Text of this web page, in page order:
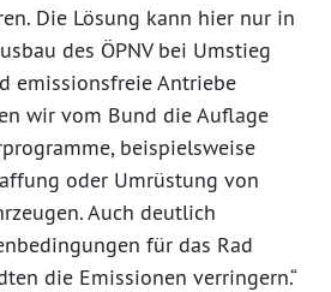
Die Lösung kann hier nur in
des ÖPNV bei Umstieg
emissionsfreie Antriebe
wir vom Bund die Auflage
beispielsweise
oder Umrüstung von
Auch deutlich
für das Rad
die Emissionen verringern.“